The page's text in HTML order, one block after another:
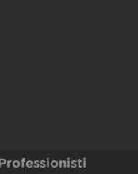
Professionisti